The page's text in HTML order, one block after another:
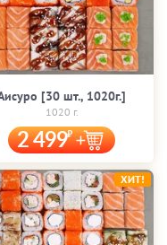
[30 шт., 1020г.]
1020 г.
2 499
ХИТ!